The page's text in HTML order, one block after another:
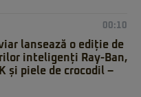
00:10
lansează o ediție de
inteligenți Ray-Ban,
și piele de crocodil –